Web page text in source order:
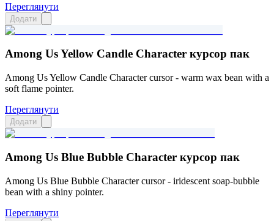
Переглянути
Додати
Among Us Yellow Candle Character курсор пак
Among Us Yellow Candle Character cursor - warm wax bean with a
soft flame pointer.
Переглянути
Додати
Among Us Blue Bubble Character курсор пак
Among Us Blue Bubble Character cursor - iridescent soap-bubble
bean with a shiny pointer.
Переглянути